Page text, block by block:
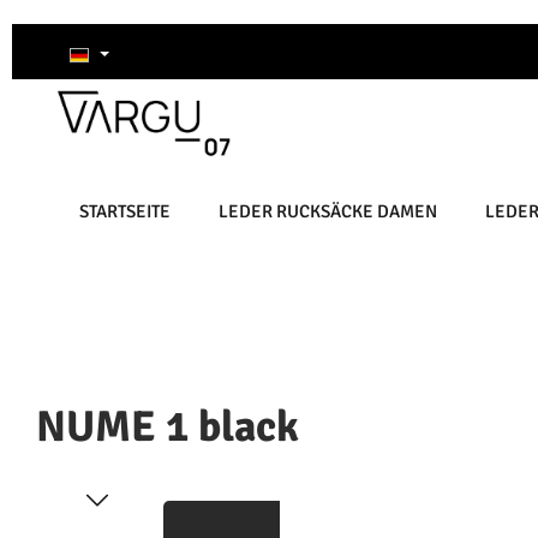
Hauptinhalt springen
Zur Suche springen
Zur Hauptnavigation springen
STARTSEITE LEDER RUCKSÄCKE DAMEN
NUME 1 black
Bildergalerie überspringen